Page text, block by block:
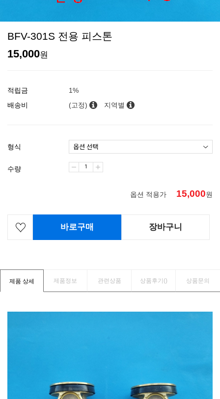
BFV-301S 전용 피스톤
15,000원
적립금
1%
배송비
(고정) 지역별
형식
수량
옵션 적용가 15,000원
바로구매 장바구니
제품 상세 제품정보 관련상품 상품후기() 상품문의